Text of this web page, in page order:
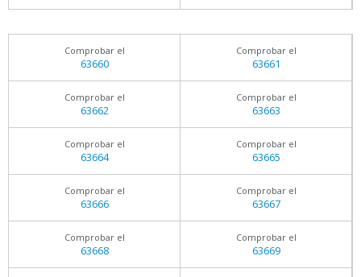
Comprobar el
63660
Comprobar el
63661
Comprobar el
63662
Comprobar el
63663
Comprobar el
63664
Comprobar el
63665
Comprobar el
63666
Comprobar el
63667
Comprobar el
63668
Comprobar el
63669